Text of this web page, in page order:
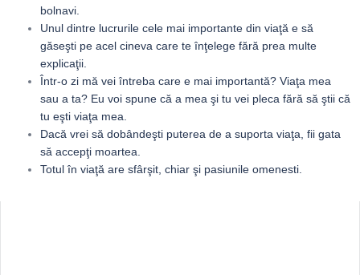
bolnavi.
Unul dintre lucrurile cele mai importante din viaţă e să
găseşti pe acel cineva care te înţelege fără prea multe
explicaţii.
Într-o zi mă vei întreba care e mai importantă? Viaţa mea
sau a ta? Eu voi spune că a mea şi tu vei pleca fără să ştii că
tu eşti viaţa mea.
Dacă vrei să dobândeşti puterea de a suporta viaţa, fii gata
să accepţi moartea.
Totul în viaţă are sfârşit, chiar şi pasiunile omenesti.